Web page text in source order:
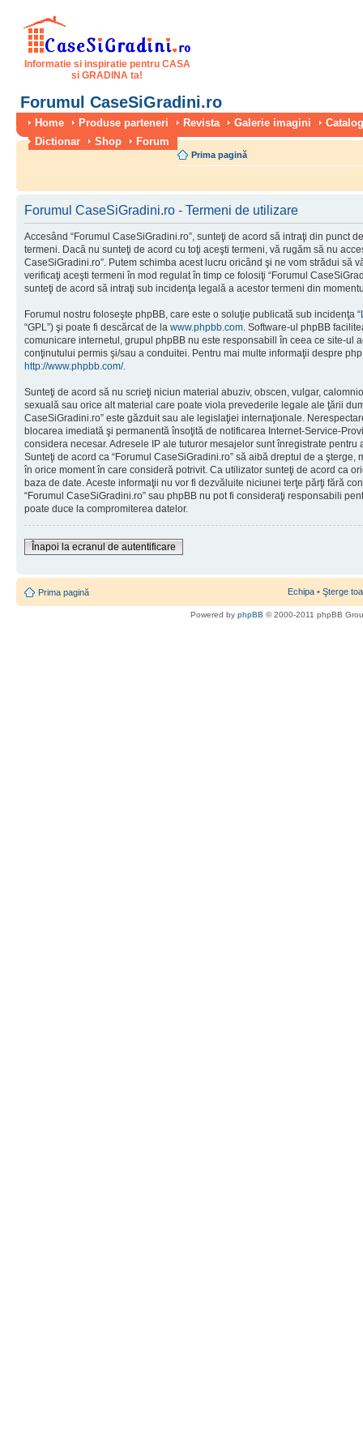
Informatie si inspiratie pentru CASA
si GRADINA ta!
Forumul CaseSiGradini.ro
Home Produse parteneri Revista Galerie imagini
Dictionar
Shop Forum
Prima pagină
Forumul CaseSiGradini.ro - Termeni de utilizare
Accesând “Forumul CaseSiGradini.ro”, sunteţi de acord să intraţi din punct
termeni. Dacă nu sunteţi de acord cu toţi aceşti termeni, vă rugăm să nu
CaseSiGradini.ro”. Putem schimba acest lucru oricând şi ne vom strădui să
verificaţi aceşti termeni în mod regulat în timp ce folosiţi “Forumul
sunteţi de acord să intraţi sub incidenţa legală a acestor termeni din
Forumul nostru foloseşte phpBB, care este o soluţie publicată sub incidenţa “
“GPL”) şi poate fi descărcat de la www.phpbb.com. Software-ul phpBB
comunicare internetul, grupul phpBB nu este responsabill în ceea ce site-ul
conţinutului permis şi/sau a conduitei. Pentru mai multe informaţii despre
http://www.phpbb.com/.
Sunteţi de acord să nu scrieţi niciun material abuziv, obscen, vulgar,
sexuală sau orice alt material care poate viola prevederile legale ale ţării
CaseSiGradini.ro” este găzduit sau ale legislaţiei internaţionale.
blocarea imediată şi permanentă însoţită de notificarea Internet-Service-
considera necesar. Adresele IP ale tuturor mesajelor sunt înregistrate
Sunteţi de acord ca “Forumul CaseSiGradini.ro” să aibă dreptul de a
în orice moment în care consideră potrivit. Ca utilizator sunteţi de acord ca
baza de date. Aceste informaţii nu vor fi dezvăluite niciunei terţe părţi fără
“Forumul CaseSiGradini.ro” sau phpBB nu pot fi consideraţi responsabili
poate duce la compromiterea datelor.
Înapoi la ecranul de autentificare
Prima pagină Echipa • Şterge
Powered by phpBB © 2000-2011 phpBB